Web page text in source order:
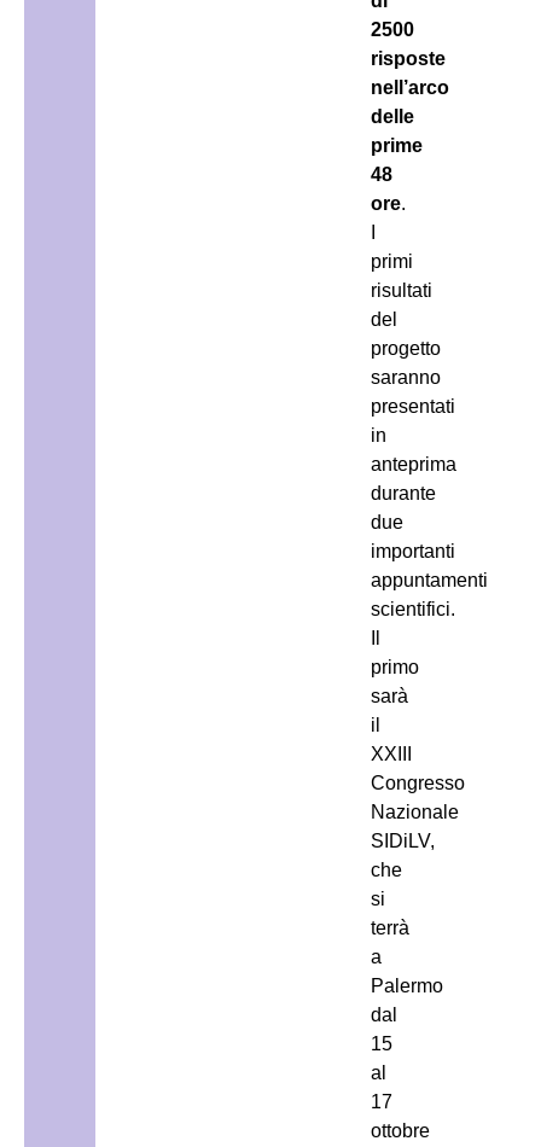
2500
risposte
nell’arco
delle
prime
48
ore.
primi
risultati
del
progetto
saranno
presentati
in
anteprima
durante
due
importanti
appuntamenti
scientifici.
primo
sarà
il
XXIII
Congresso
Nazionale
SIDiLV,
che
si
terrà
a
Palermo
dal
15
al
17
ottobre